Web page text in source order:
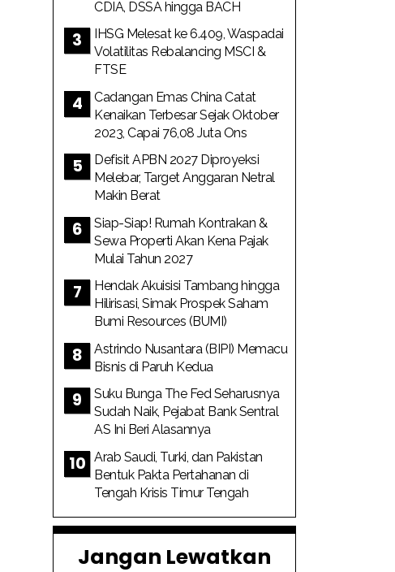
CDIA, DSSA hingga BACH
IHSG Melesat ke 6.409, Waspadai
Volatilitas Rebalancing MSCI &
FTSE
Cadangan Emas China Catat
Kenaikan Terbesar Sejak Oktober
2023, Capai 76,08 Juta Ons
Defisit APBN 2027 Diproyeksi
Melebar, Target Anggaran Netral
Makin Berat
Siap-Siap! Rumah Kontrakan &
Sewa Properti Akan Kena Pajak
Mulai Tahun 2027
Hendak Akuisisi Tambang hingga
Hilirisasi, Simak Prospek Saham
Bumi Resources (BUMI)
Astrindo Nusantara (BIPI) Memacu
Bisnis di Paruh Kedua
Suku Bunga The Fed Seharusnya
Sudah Naik, Pejabat Bank Sentral
AS Ini Beri Alasannya
Arab Saudi, Turki, dan Pakistan
Bentuk Pakta Pertahanan di
Tengah Krisis Timur Tengah
Jangan Lewatkan